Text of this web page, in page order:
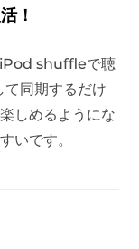
！
shuffleで聴
同期するだけ
しめるようにな
いです。